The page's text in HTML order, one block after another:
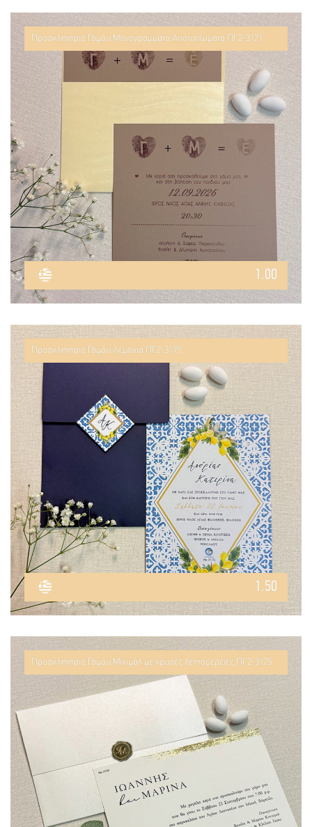
Προσκλητήριο Γάμου Μονογράμματα Αποτυπώματα ΠΓ2-3121
1.00
Προσκλητήριο Γάμου Λεμόνια ΠΓ2-3175
1.50
Προσκλητήριο Γάμου Μίνιμαλ με χρυσές λεπτομέρειες ΠΓ2-3125